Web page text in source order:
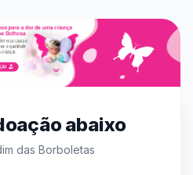
abaixo
das Borboletas